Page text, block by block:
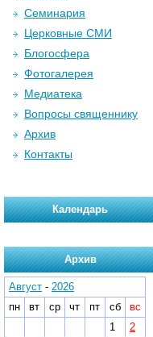
Семинария
Церковные СМИ
Блогосфера
Фотогалерея
Медиатека
Вопросы священнику
Архив
Контакты
Календарь
Архив
Август - 2026
пн
вт ср чт пт сб
вс
1
2